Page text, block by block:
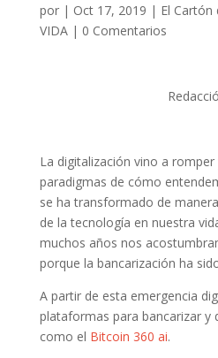
por | Oct 17, 2019 | El Cartón
VIDA| 0 Comentarios
La digitalización vino a
paradigmas de cómo
se ha transformado de
de la tecnología en nuestra
muchos años nos
porque la bancarización ha
A partir de esta emergencia
plataformas para bancarizar y
como el Bitcoin 360 ai.